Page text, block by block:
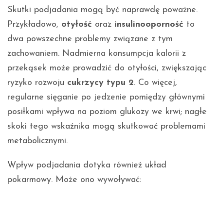
Skutki podjadania mogą być naprawdę poważne.
Przykładowo, otyłość oraz insulinooporność to
dwa powszechne problemy związane z tym
zachowaniem. Nadmierna konsumpcja kalorii z
przekąsek może prowadzić do otyłości, zwiększając
ryzyko rozwoju cukrzycy typu 2. Co więcej,
regularne sięganie po jedzenie pomiędzy głównymi
posiłkami wpływa na poziom glukozy we krwi; nagłe
skoki tego wskaźnika mogą skutkować problemami
metabolicznymi.
Wpływ podjadania dotyka również układ
pokarmowy. Może ono wywoływać: